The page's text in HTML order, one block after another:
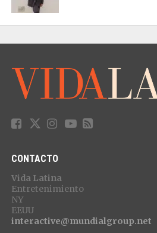
CONTACTO
Vida Latina
Entretenimiento
NY
EEUU
interactive@mundialgroup.net